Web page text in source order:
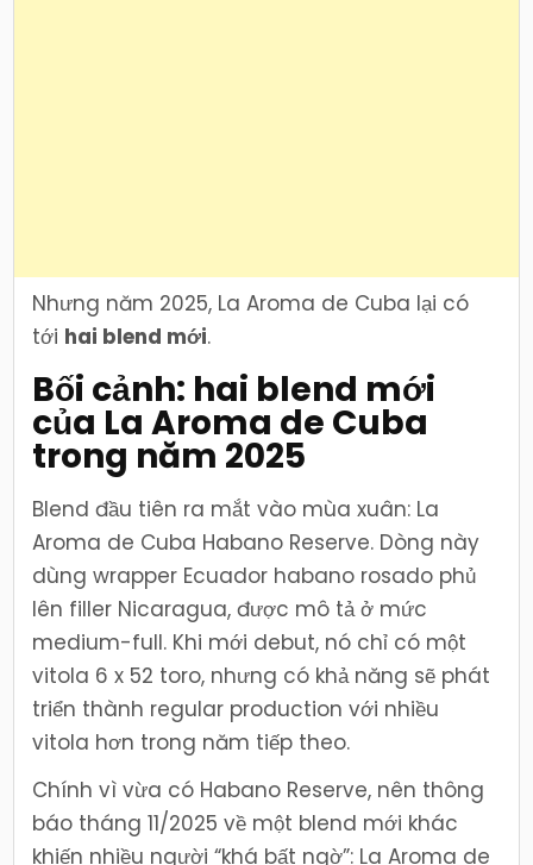
Nhưng năm 2025, La Aroma de Cuba lại có
tới hai blend mới.
Bối cảnh: hai blend mới
của La Aroma de Cuba
trong năm 2025
Blend đầu tiên ra mắt vào mùa xuân: La
Aroma de Cuba Habano Reserve. Dòng này
dùng wrapper Ecuador habano rosado phủ
lên filler Nicaragua, được mô tả ở mức
medium-full. Khi mới debut, nó chỉ có một
vitola 6 x 52 toro, nhưng có khả năng sẽ phát
triển thành regular production với nhiều
vitola hơn trong năm tiếp theo.
Chính vì vừa có Habano Reserve, nên thông
báo tháng 11/2025 về một blend mới khác
khiến nhiều người “khá bất ngờ”: La Aroma de